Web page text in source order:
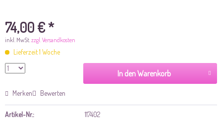
74,00 € *
inkl. MwSt.zzgl. Versandkosten
Lieferzeit 1 Woche
In den Warenkorb
Merken Bewerten
Artikel-Nr.: 117402